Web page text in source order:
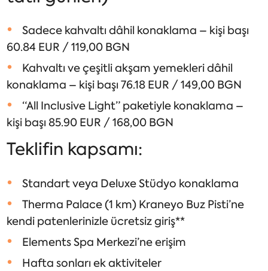
Sadece kahvaltı dâhil konaklama – kişi başı
60.84 EUR / 119,00 BGN
Kahvaltı ve çeşitli akşam yemekleri dâhil
konaklama – kişi başı 76.18 EUR / 149,00 BGN
“All Inclusive Light” paketiyle konaklama –
kişi başı 85.90 EUR / 168,00 BGN
Teklifin kapsamı:
Standart veya Deluxe Stüdyo konaklama
Therma Palace (1 km) Kraneyo Buz Pisti’ne
kendi patenlerinizle ücretsiz giriş**
Elements Spa Merkezi’ne erişim
Hafta sonları ek aktiviteler